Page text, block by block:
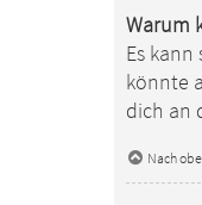
Warum
Es
könnte
dich an
Nach